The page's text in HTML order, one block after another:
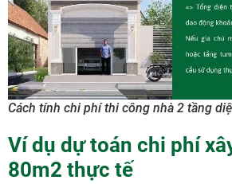
Cách tính chi phí thi công nhà 2 tầng
Ví dụ dự toán chi phí
80m2 thực tế